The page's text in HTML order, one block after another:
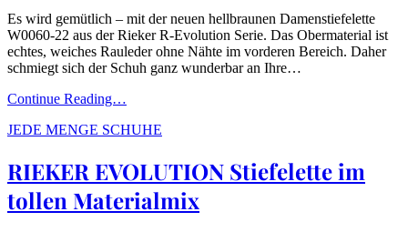
Es wird gemütlich – mit der neuen hellbraunen Damenstiefelette
W0060-22 aus der Rieker R-Evolution Serie. Das Obermaterial ist
echtes, weiches Rauleder ohne Nähte im vorderen Bereich. Daher
schmiegt sich der Schuh ganz wunderbar an Ihre…
Continue Reading…
JEDE MENGE SCHUHE
RIEKER EVOLUTION Stiefelette im
tollen Materialmix